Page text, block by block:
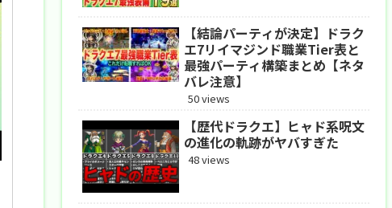
【結論パーティが決定】ドラク
エ7リイマジンド職業Tier表と
最強パーティ構築まとめ【ネタ
バレ注意】
50 views
【歴代ドラクエ】ヒャド系呪文
の進化の軌跡がヤバすぎた
48 views